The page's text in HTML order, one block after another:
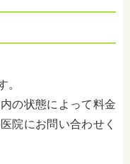
の状態によって料金
院にお問い合わせく